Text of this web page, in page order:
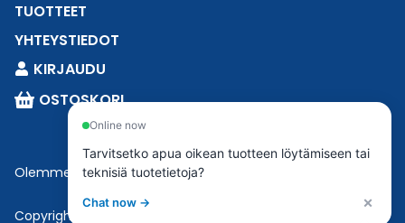
TUOTTEET
YHTEYSTIEDOT
KIRJAUDU
OSTOSKORI
Olemme osaEsbeconia.
Copyright © 2023 Esbecon | All Rights Reserved
Online now
Tarvitsetko apua oikean tuotteen löytämiseen tai
teknisiä tuotetietoja?
Chat now → ×